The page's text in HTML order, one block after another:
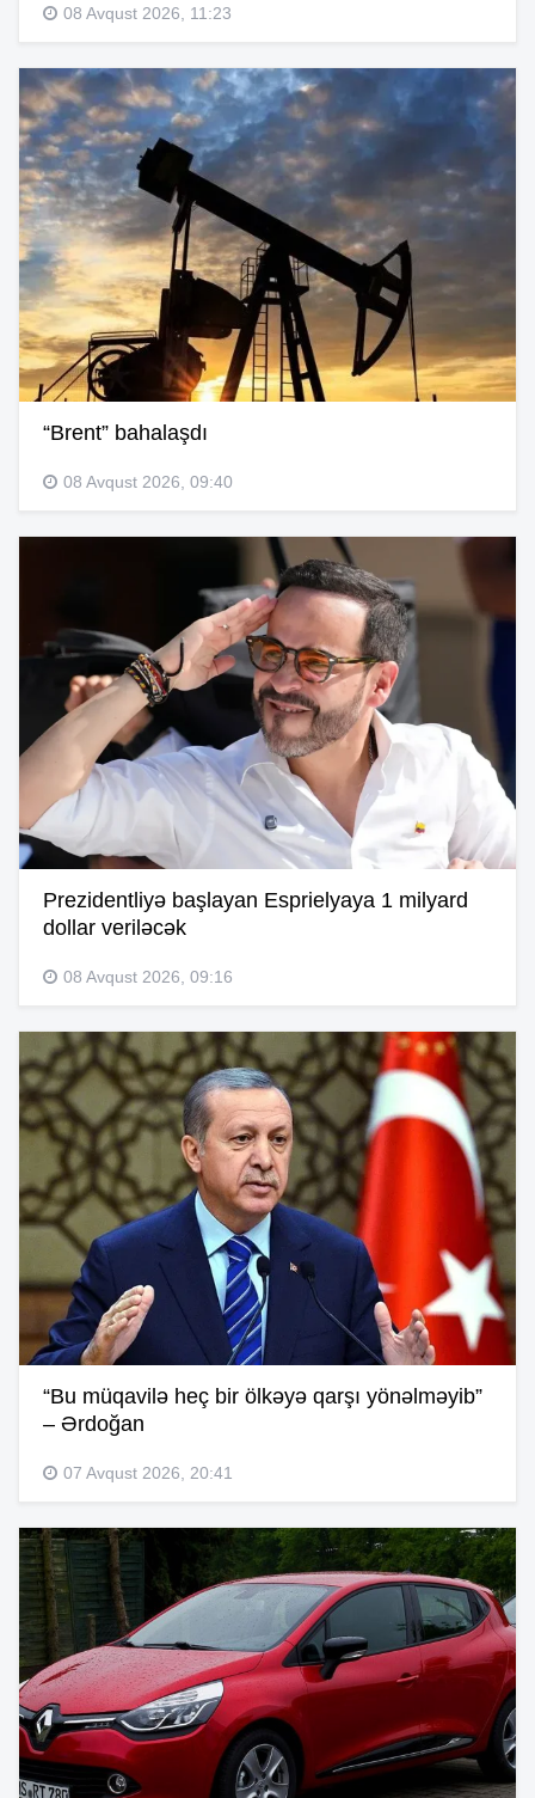
08 Avqust 2026, 11:23
“Brent” bahalaşdı
08 Avqust 2026, 09:40
Prezidentliyə başlayan Esprielyaya 1 milyard
dollar veriləcək
08 Avqust 2026, 09:16
“Bu müqavilə heç bir ölkəyə qarşı yönəlməyib”
– Ərdoğan
07 Avqust 2026, 20:41